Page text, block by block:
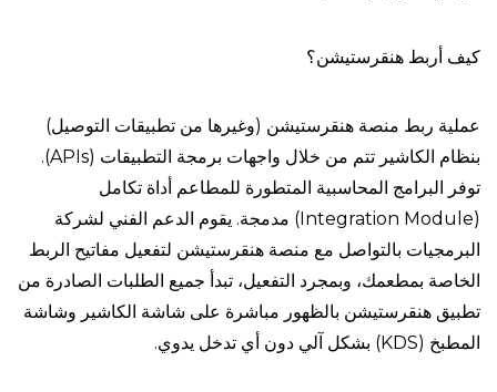
كيف أربط هنقرستيشن؟
عملية ربط منصة هنقرستيشن (وغيرها من تطبيقات التوصيل)
بنظام الكاشير تتم من خلال واجهات برمجة التطبيقات (APIs).
توفر البرامج المحاسبية المتطورة للمطاعم أداة تكامل
(Integration Module) مدمجة. يقوم الدعم الفني لشركة
البرمجيات بالتواصل مع منصة هنقرستيشن لتفعيل مفاتيح الربط
الخاصة بمطعمك، وبمجرد التفعيل، تبدأ جميع الطلبات الصادرة من
تطبيق هنقرستيشن بالظهور مباشرة على شاشة الكاشير وشاشة
المطبخ (KDS) بشكل آلي دون أي تدخل يدوي.